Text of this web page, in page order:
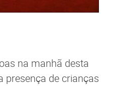
na manhã desta
presença de crianças